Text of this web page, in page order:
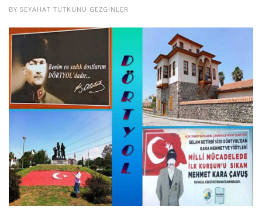
BY SEYAHAT TUTKUNU GEZGINLER